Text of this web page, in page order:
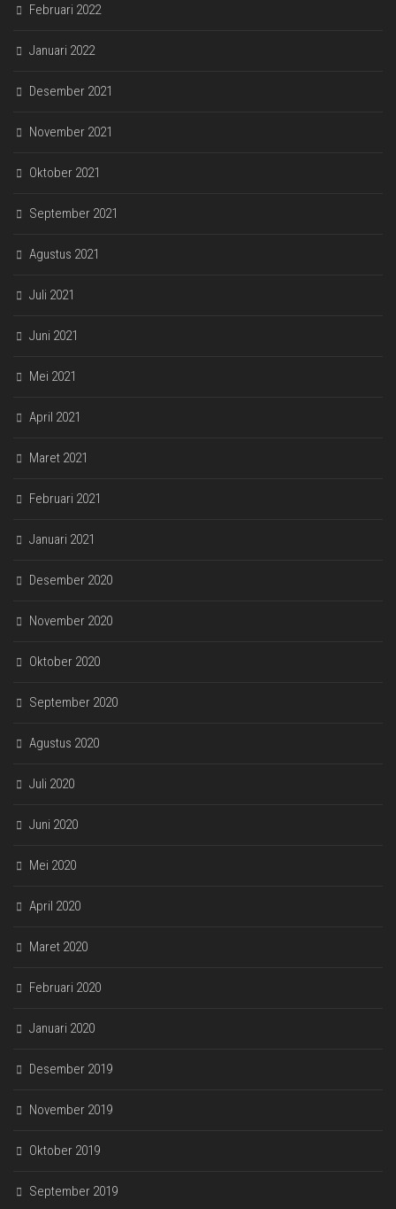
Februari 2022
Januari 2022
Desember 2021
November 2021
Oktober 2021
September 2021
Agustus 2021
Juli 2021
Juni 2021
Mei 2021
April 2021
Maret 2021
Februari 2021
Januari 2021
Desember 2020
November 2020
Oktober 2020
September 2020
Agustus 2020
Juli 2020
Juni 2020
Mei 2020
April 2020
Maret 2020
Februari 2020
Januari 2020
Desember 2019
November 2019
Oktober 2019
September 2019